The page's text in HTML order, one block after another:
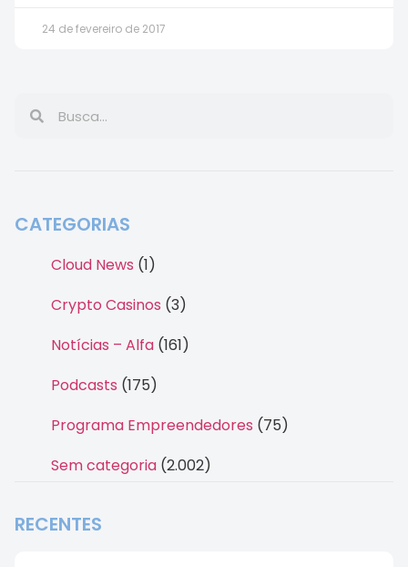
24 de fevereiro de 2017
CATEGORIAS
Cloud News (1)
Crypto Casinos (3)
Notícias – Alfa (161)
Podcasts (175)
Programa Empreendedores (75)
Sem categoria (2.002)
RECENTES